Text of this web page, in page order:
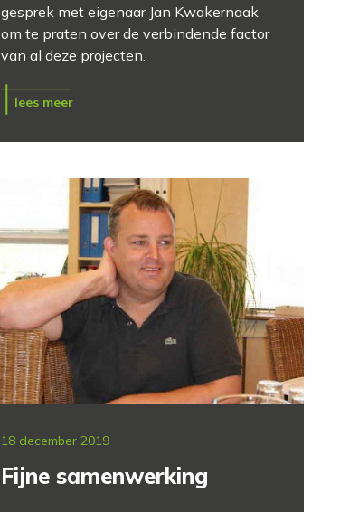
gesprek met eigenaar Jan Kwakernaak
om te praten over de verbindende factor
van al deze projecten.
lees meer
18 december 2019
Fijne samenwerking